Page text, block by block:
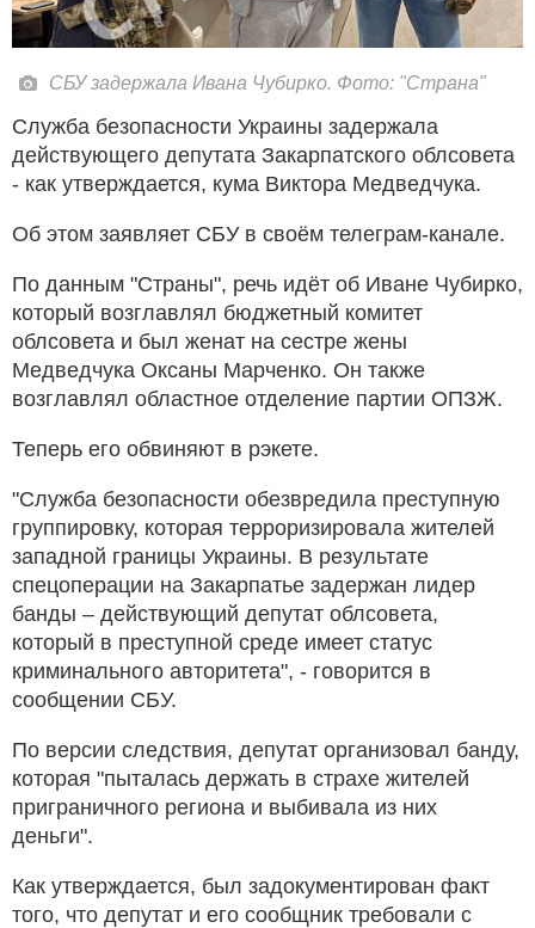
СБУ задержала Ивана Чубирко. Фото: "Страна"
Служба безопасности Украины задержала
действующего депутата Закарпатского облсовета
- как утверждается, кума Виктора Медведчука.
Об этом заявляет СБУ в своём телеграм-канале.
По данным "Страны", речь идёт об Иване Чубирко,
который возглавлял бюджетный комитет
облсовета и был женат на сестре жены
Медведчука Оксаны Марченко. Он также
возглавлял областное отделение партии ОПЗЖ.
Теперь его обвиняют в рэкете.
"Служба безопасности обезвредила преступную
группировку, которая терроризировала жителей
западной границы Украины. В результате
спецоперации на Закарпатье задержан лидер
банды – действующий депутат облсовета,
который в преступной среде имеет статус
криминального авторитета", - говорится в
сообщении СБУ.
По версии следствия, депутат организовал банду,
которая "пыталась держать в страхе жителей
приграничного региона и выбивала из них
деньги".
Как утверждается, был задокументирован факт
того, что депутат и его сообщник требовали с